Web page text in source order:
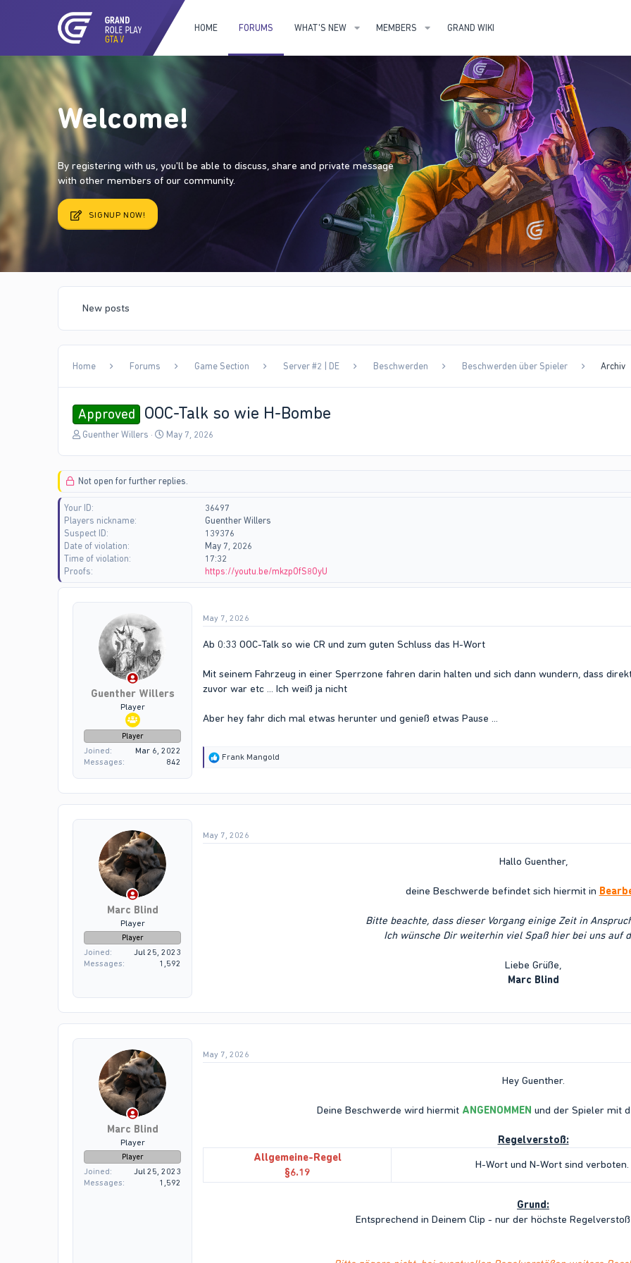
HOME FORUMS WHAT'S NEW MEMBERS GRAND WIKI
Welcome!
By registering with us, you'll be able to discuss, share and private message
with other members of our community.
SIGNUP NOW!
New posts
Home Forums Game Section Server #2 | DE Beschwerden Beschwerden über Spieler Archiv
Approved OOC-Talk so wie H-Bombe
T
a
s
t
a
r
t
e
r
Guenther Willers
S
t
May 7, 2026
Not open for further replies.
Your ID
36497
Players nickname
Guenther Willers
Suspect ID
139376
Date of violation
May 7, 2026
Time of violation
17:32
Proofs
https://youtu.be/mkzpOfS8OyU
Guenther Willers
Player
Player
Joined
Mar 6, 2022
Messages
842
May 7, 2026
Ab 0:33 OOC-Talk so wie CR und zum guten Schluss das H-Wort
Mit seinem Fahrzeug in einer Sperrzone fahren darin halten und sich dann wundern, dass
zuvor war etc ... Ich weiß ja nicht
Aber hey fahr dich mal etwas herunter und genieß etwas Pause ...
R
n
s
Frank Mangold
Marc Blind
Player
Player
Joined
Jul 25, 2023
Messages
1,592
May 7, 2026
Hallo Guenther,
deine Beschwerde befindet sich hiermit in
Bitte beachte, dass dieser Vorgang einige Zeit in
Ich wünsche Dir weiterhin viel Spaß hier bei uns auf
Liebe Grüße,
Marc Blind
Marc Blind
Player
Player
Joined
Jul 25, 2023
Messages
1,592
May 7, 2026
Hey Guenther.
Deine Beschwerde wird hiermit ANGENOMMEN und der Spieler mit
Regelverstoß:
Allgemeine-Regel
§6.19
H-Wort und N-Wort sind verboten.​
Grund:
Entsprechend in Deinem Clip - nur der höchste